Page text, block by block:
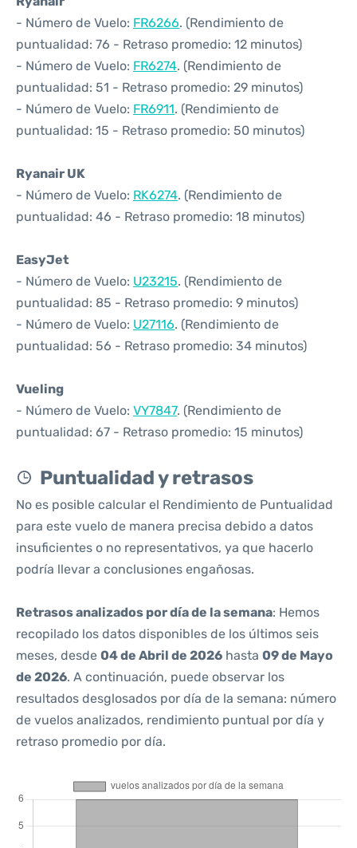
- Número de Vuelo: FR6266. (Rendimiento de
puntualidad: 76 - Retraso promedio: 12 minutos)
- Número de Vuelo: FR6274. (Rendimiento de
puntualidad: 51 - Retraso promedio: 29 minutos)
- Número de Vuelo: FR6911. (Rendimiento de
puntualidad: 15 - Retraso promedio: 50 minutos)
Ryanair UK
- Número de Vuelo: RK6274. (Rendimiento de
puntualidad: 46 - Retraso promedio: 18 minutos)
EasyJet
- Número de Vuelo: U23215. (Rendimiento de
puntualidad: 85 - Retraso promedio: 9 minutos)
- Número de Vuelo: U27116. (Rendimiento de
puntualidad: 56 - Retraso promedio: 34 minutos)
Vueling
- Número de Vuelo: VY7847. (Rendimiento de
puntualidad: 67 - Retraso promedio: 15 minutos)
Puntualidad y retrasos
No es posible calcular el Rendimiento de Puntualidad
para este vuelo de manera precisa debido a datos
insuficientes o no representativos, ya que hacerlo
podría llevar a conclusiones engañosas.
Retrasos analizados por día de la semana: Hemos
recopilado los datos disponibles de los últimos seis
meses, desde 04 de Abril de 2026 hasta 09 de Mayo
de 2026. A continuación, puede observar los
resultados desglosados por día de la semana: número
de vuelos analizados, rendimiento puntual por día y
retraso promedio por día.